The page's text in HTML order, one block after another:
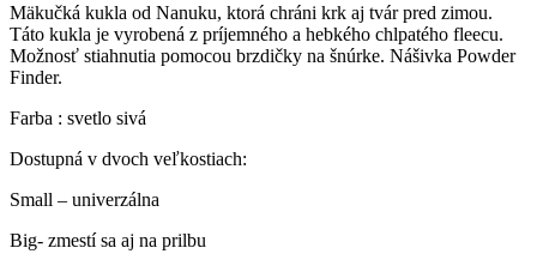
Mäkučká kukla od Nanuku, ktorá chráni krk aj tvár pred zimou.
Táto kukla je vyrobená z príjemného a hebkého chlpatého fleecu.
Možnosť stiahnutia pomocou brzdičky na šnúrke. Nášivka Powder
Finder.
Farba : svetlo sivá
Dostupná v dvoch veľkostiach:
Small – univerzálna
Big- zmestí sa aj na prilbu